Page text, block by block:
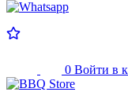
0 Войти в